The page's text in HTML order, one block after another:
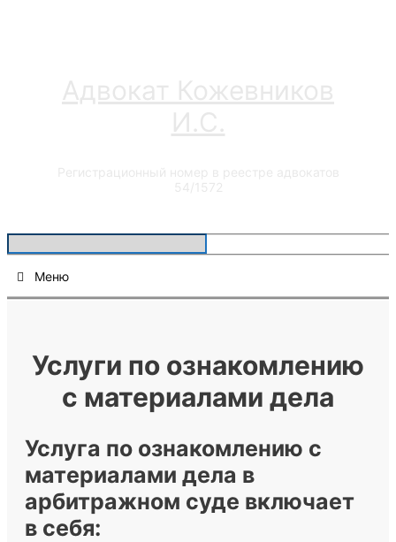
Меню
Услуги по ознакомлению
с материалами дела
Услуга по ознакомлению с
материалами дела в
арбитражном суде включает
в себя: